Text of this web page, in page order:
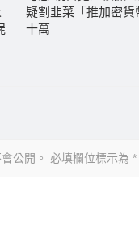
疑割韭菜「推加密
十萬
公開。 必填欄位標示為 *